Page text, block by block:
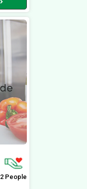
2 People